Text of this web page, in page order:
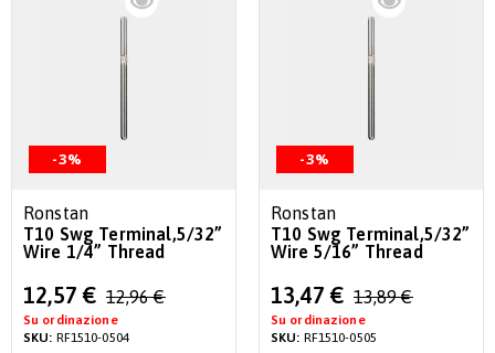
-3%
Ronstan
T10 Swg Terminal,5/32”
Wire 1/4” Thread
Special
Price
12,57 € 12,96 €
Su ordinazione
SKU: RF1510-0504
-3%
Ronstan
T10 Swg Terminal,5/32”
Wire 5/16” Thread
Special
Price
13,47 € 13,89 €
Su ordinazione
SKU: RF1510-0505